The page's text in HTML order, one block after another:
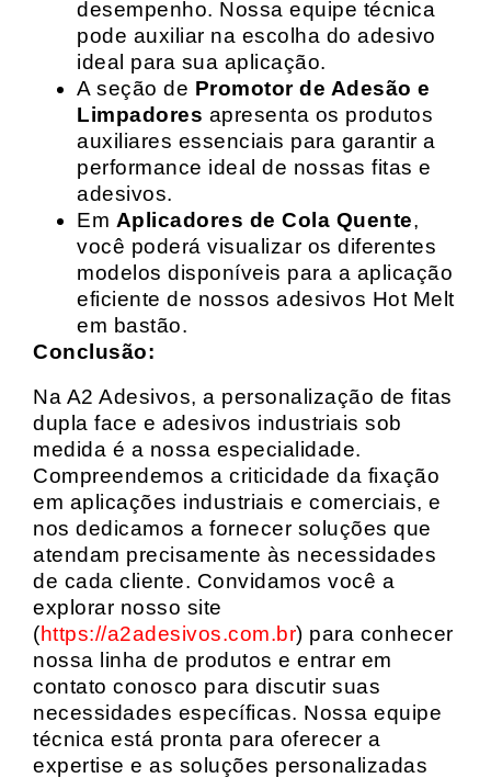
desempenho. Nossa equipe técnica
pode auxiliar na escolha do adesivo
ideal para sua aplicação.
A seção de Promotor de Adesão e
Limpadores apresenta os produtos
auxiliares essenciais para garantir a
performance ideal de nossas fitas e
adesivos.
Em Aplicadores de Cola Quente,
você poderá visualizar os diferentes
modelos disponíveis para a aplicação
eficiente de nossos adesivos Hot Melt
em bastão.
Conclusão:
Na A2 Adesivos, a personalização de fitas
dupla face e adesivos industriais sob
medida é a nossa especialidade.
Compreendemos a criticidade da fixação
em aplicações industriais e comerciais, e
nos dedicamos a fornecer soluções que
atendam precisamente às necessidades
de cada cliente. Convidamos você a
explorar nosso site
(https://a2adesivos.com.br) para conhecer
nossa linha de produtos e entrar em
contato conosco para discutir suas
necessidades específicas. Nossa equipe
técnica está pronta para oferecer a
expertise e as soluções personalizadas